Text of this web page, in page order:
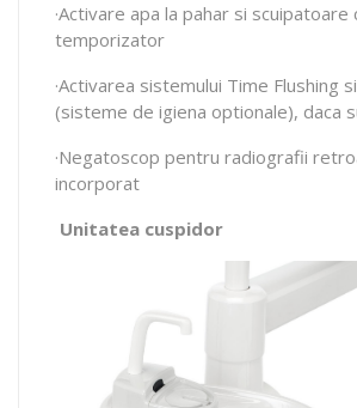
·Activare apa la pahar si scuipatoare
temporizator
·Activarea sistemului Time Flushing
(sisteme de igiena optionale), daca
·Negatoscop pentru radiografii
incorporat
Unitatea cuspidor